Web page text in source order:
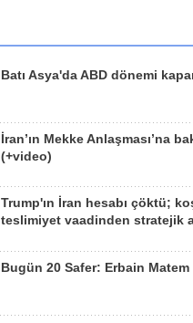
Batı Asya'da ABD dönemi
İran’ın Mekke Anlaşması’na
(+video)
Trump'ın İran hesabı çöktü;
teslimiyet vaadinden stratejik
Bugün 20 Safer: Erbain Matem